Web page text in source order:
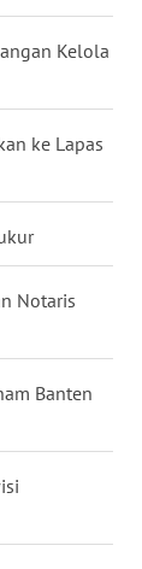
Kelola
ke Lapas
Notaris
Banten